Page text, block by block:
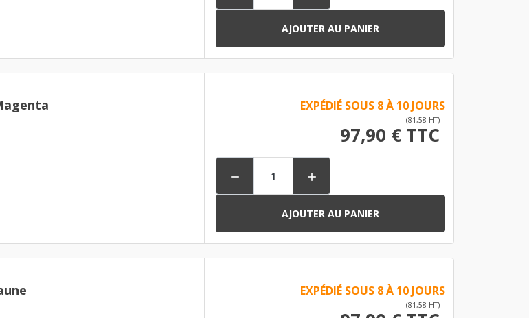
AJOUTER AU PANIER
EXPÉDIÉ SOUS 8 À 10 JOURS
(81,58 HT)
97,90 € TTC
 
AJOUTER AU PANIER
EXPÉDIÉ SOUS 8 À 10 JOURS
(81,58 HT)